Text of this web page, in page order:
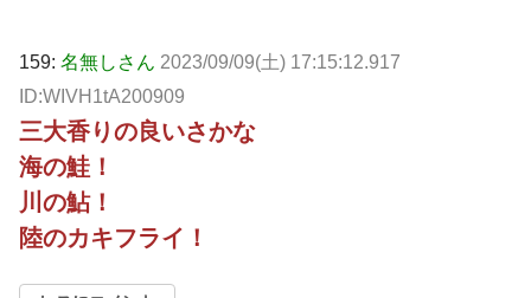
159: 名無しさん 2023/09/09(土) 17:15:12.917
ID:WIVH1tA200909
三大香りの良いさかな
海の鮭！
川の鮎！
陸のカキフライ！